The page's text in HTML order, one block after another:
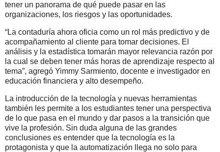
tener un panorama de qué puede pasar en las
organizaciones, los riesgos y las oportunidades.
“La contaduría ahora oficia como un rol más predictivo y de
acompañamiento al cliente para tomar decisiones. El
análisis y la estadística tomarán mayor relevancia razón por
la cual se deben tener más horas de aprendizaje respecto al
tema”, agregó Yimmy Sarmiento, docente e investigador en
educación financiera y alto desempeño.
La introducción de la tecnología y nuevas herramientas
también les permite a los estudiantes tener una perspectiva
de lo que pasa en el mundo y dar pasos a la transición que
vive la profesión. Sin duda alguna de las grandes
conclusiones es entender que la tecnología es la
protagonista y que la automatización llega no solo para